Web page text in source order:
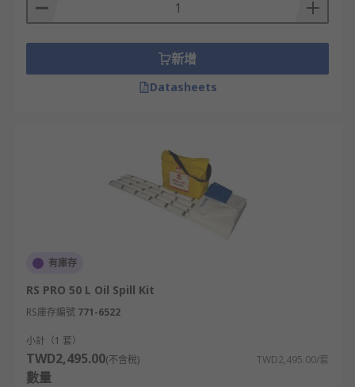
新增
Datasheets
有庫存
RS PRO 50 L Oil Spill Kit
RS庫存編號 771-6522
小計（1 套）
TWD2,495.00(不含稅) TWD2,495.00/套
數量